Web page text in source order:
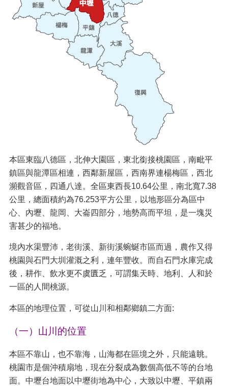
區
訊
機
關
通
訊
錄
相
關
資
料
訊
公
市
民
卡
本區東臨八德區，北伸大園區，東北銜接桃園區，南毗平
鎮區與龍潭區相連，西鄰新屋區，西南界連楊梅區，西北
瀕觀音區，四通八達。全區東西長10.64公里，南北寬7.38
公里，總面積約為76.253平方公里，以地形區分為區中
心、內壢、龍岡、大崙四部分，地勢高而平坦，是一塊災
害甚少的福地。
境內水渠豐沛，老街溪、新街溪蜿蜒市區而過，農作又得
桃園與石門大圳灌溉之利，連年豐收。而自石門水庫完成
後，耕作、飲水更不虞匱乏，可謂集天時、地利、人和於
一區的人間桃源。
本區的地理位置，可從山川和相鄰鄉鎮二方面:
（一）山川的位置
本區不靠山，也不靠海，山海都在區境之外，只能遠眺。
桃園市是個沖積扇地，現在分裂成為數個高低不等的台地
面。中壢台地面以中壢街地為中心，大致以中壢、平鎮兩